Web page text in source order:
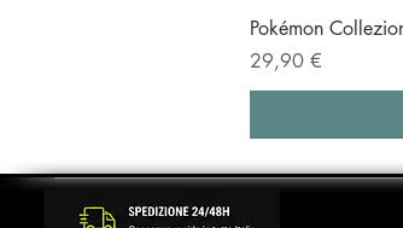
Pokémon
Prezzo
29,90 €